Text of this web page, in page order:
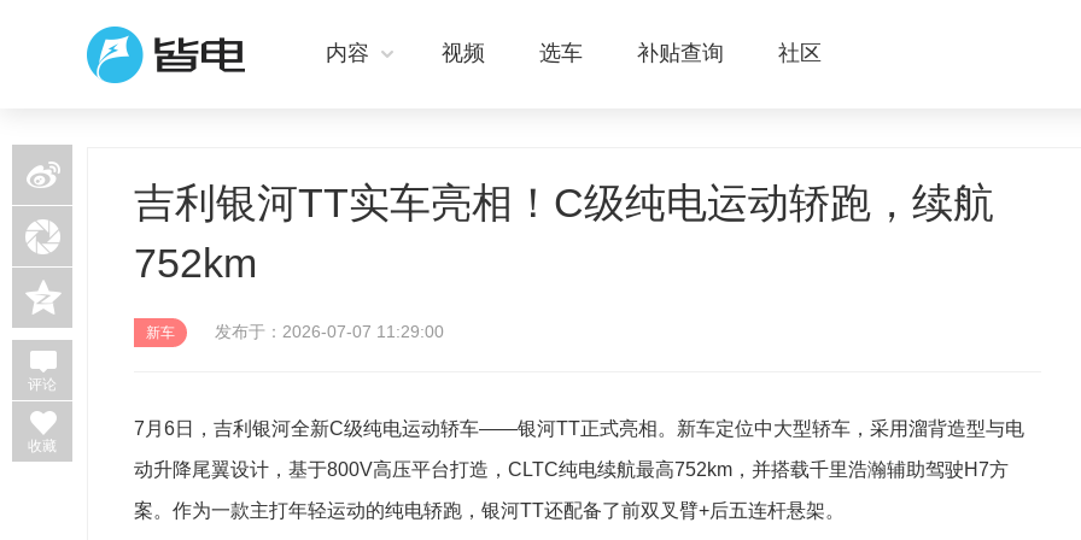
内容 视频 选车 补贴查询 社区
吉利银河TT实车亮相！C级纯电运动轿跑，续航
752km
新车 发布于：2026-07-07 11:29:00
7月6日，吉利银河全新C级纯电运动轿车——银河TT正式亮相。新车定位中大型轿车，采用溜背造型与电
动升降尾翼设计，基于800V高压平台打造，CLTC纯电续航最高752km，并搭载千里浩瀚辅助驾驶H7方
案。作为一款主打年轻运动的纯电轿跑，银河TT还配备了前双叉臂+后五连杆悬架。
微信
QQ空间
评论
收藏